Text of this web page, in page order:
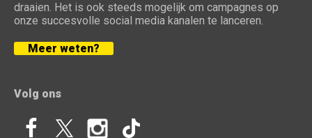
draaien. Het is ook steeds mogelijk om campagnes op
onze succesvolle social media kanalen te lanceren.
Meer weten?
Volg ons